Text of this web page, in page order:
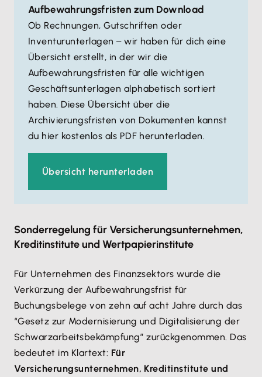
Aufbewahrungsfristen zum Download
Ob Rechnungen, Gutschriften oder
Inventurunterlagen–wir haben für dich eine
Übersicht erstellt, in der wir die
Aufbewahrungsfristen für alle wichtigen
Geschäftsunterlagen alphabetisch sortiert
haben. Diese Übersicht über die
Archivierungsfristen von Dokumenten kannst
du hier kostenlos als PDF herunterladen.
Übersicht herunterladen
Sonderregelung für Versicherungsunternehmen,
Kreditinstitute und Wertpapierinstitute
Für Unternehmen des Finanzsektors wurde die
Verkürzung der Aufbewahrungsfrist für
Buchungsbelege von zehn auf acht Jahre durch das
“Gesetz zur Modernisierung und Digitalisierung der
Schwarzarbeitsbekämpfung” zurückgenommen. Das
bedeutet im Klartext: Für
Versicherungsunternehmen, Kreditinstitute und